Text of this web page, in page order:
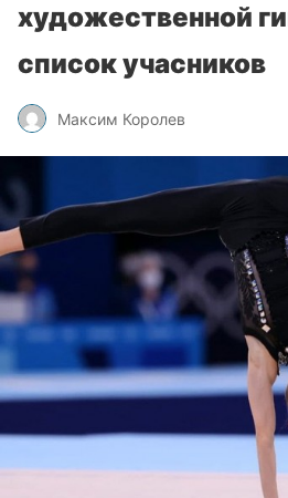
художественной
список учасников
Максим Королев